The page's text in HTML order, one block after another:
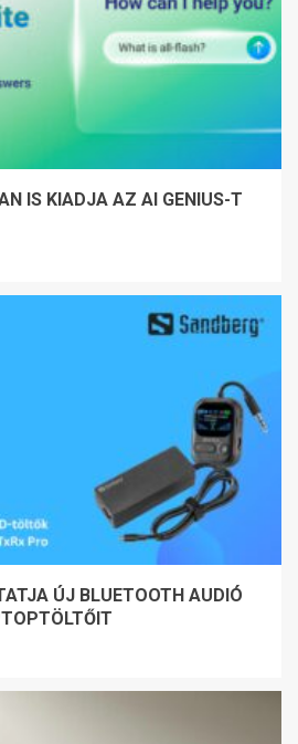
IS KIADJA AZ AI GENIUS-T
ÚJ BLUETOOTH AUDIÓ